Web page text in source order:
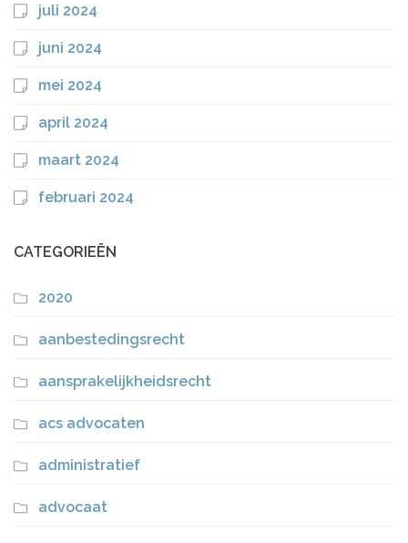
juli 2024
juni 2024
mei 2024
april 2024
maart 2024
februari 2024
CATEGORIEËN
2020
aanbestedingsrecht
aansprakelijkheidsrecht
acs advocaten
administratief
advocaat